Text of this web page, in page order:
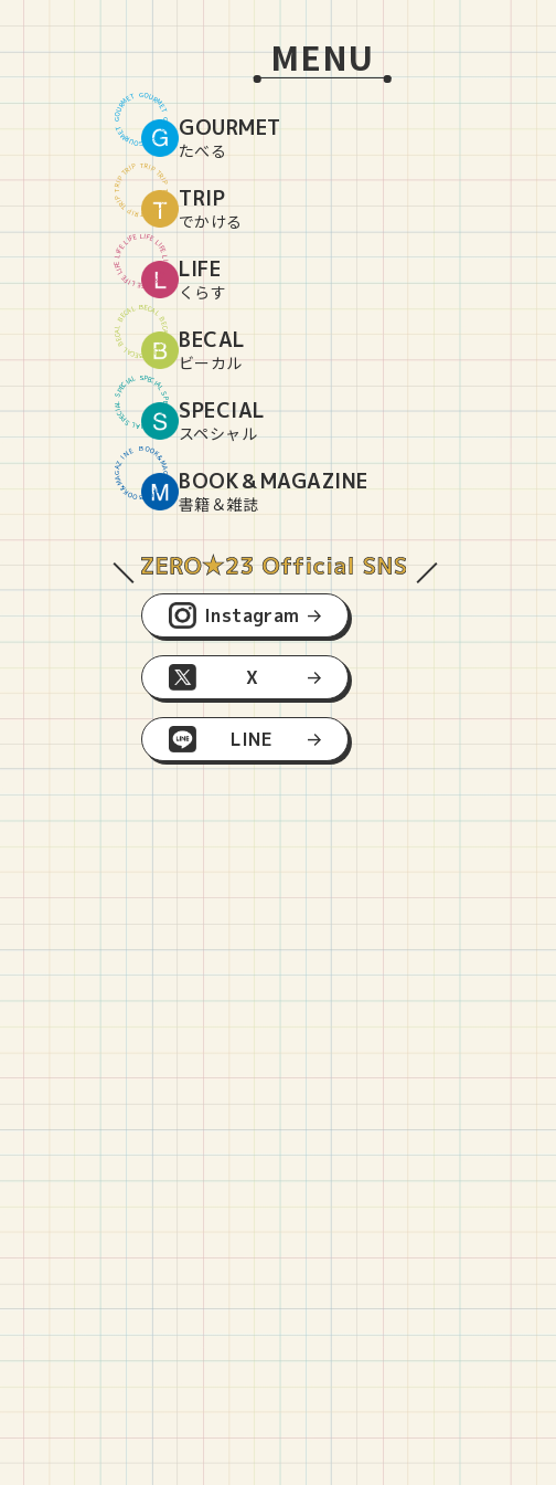
MENU
GOURME
T
G
O
U
R
M
E
T
G
O
U
R
M
E
T
G
O
U
RMET
GOURMET
たべる
TRIPT
RI
P
T
R
P
T
R
T
R
I
P
T
R
I
P
T
R
I
P
T
RIP
TRIP
でかける
LIFEL
IF
E
L
F
L
I
FE
F
E
L
I
F
E
L
I
F
E
L
IF
E
LIFE
LIFE
くらす
BECA
L
BE
C
A
L
B
E
C
A
B
E
C
A
L
B
E
C
A
L
BE
CAL
BECAL
ビーカル
SPECI
A
L
SP
E
C
A
L
S
P
CI
A
L
S
P
E
C
I
A
L
SP
E
CIAL
SPECIAL
スペシャル
BOOK
&M
A
G
A
Z
I
N
E
B
O
O
K
&
M
A
G
A
Z
I
NE
BOOK＆MAGAZINE
書籍＆雑誌
Instagram
X
LINE